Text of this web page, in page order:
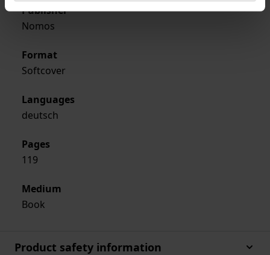
Publisher
Nomos
Format
Softcover
Languages
deutsch
Pages
119
Medium
Book
Product safety information